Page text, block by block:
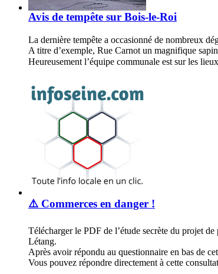
Avis de tempête sur Bois-le-Roi
La dernière tempête a occasionné de nombreux
A titre d’exemple, Rue Carnot un magnifique
Heureusement l’équipe communale est sur les
⚠️ Commerces en danger !
Télécharger le PDF de l’étude secrète du projet
Létang.
Après avoir répondu au questionnaire en bas de
Vous pouvez répondre directement à cette